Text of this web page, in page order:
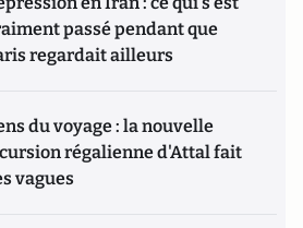
passé pendant que
regardait ailleurs
du voyage : la nouvelle
régalienne d'Attal fait
vagues